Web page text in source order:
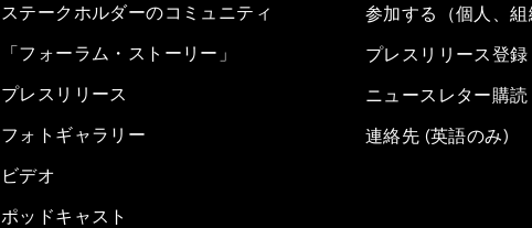
ステークホルダーのコミュニティ
「フォーラム・ストーリー」
プレスリリース
フォトギャラリー
ビデオ
ポッドキャスト
参加する（個人、組
プレスリリース登録
ニュースレター購読
連絡先 (英語のみ)